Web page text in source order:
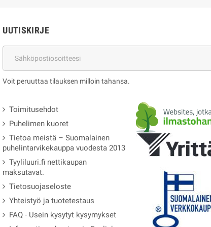
UUTISKIRJE
Voit peruuttaa tilauksen milloin tahansa.
Toimitusehdot
Puhelimen kuoret
Tietoa meistä – Suomalainen
puhelintarvikekauppa vuodesta 2013
Tyyliluuri.fi nettikaupan
maksutavat.
Tietosuojaseloste
Yhteistyö ja tuotetestaus
FAQ - Usein kysytyt kysymykset